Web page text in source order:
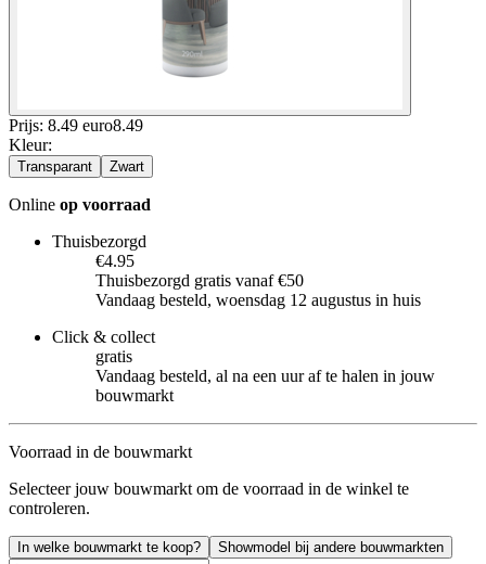
Prijs: 8.49 euro8.49
Kleur:
Transparant Zwart
Online op voorraad
Thuisbezorgd
€4.95
Thuisbezorgd gratis vanaf €50
Vandaag besteld, woensdag 12 augustus in huis
Click & collect
gratis
Vandaag besteld, al na een uur af te halen in jouw
bouwmarkt
Voorraad in de bouwmarkt
Selecteer jouw bouwmarkt om de voorraad in de winkel te
controleren.
In welke bouwmarkt te koop? Showmodel bij andere bouwmarkten